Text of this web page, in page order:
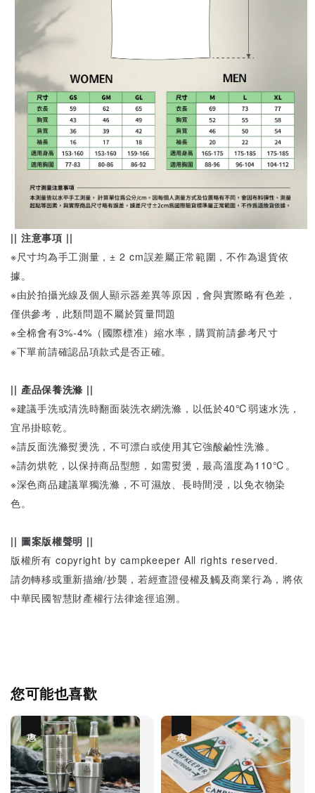
|| 注意事項 ||
※尺寸均為手工測量，± 2 cm誤差屬正常範圍，不作為退貨依
據。
※由於拍攝光線及個人顯示器差異等原因，會與實際略有色差，
僅供參考，此類問題不屬於質量問題
※全棉會有3%-4%（國際標准）縮水率，購買前請參考尺寸
※下單前請確認品項款式是否正確。
|| 產品保養洗滌 ||
※建議手洗或清洗時翻面裝洗衣網洗滌，以低於40℃弱速水洗，
宜吊掛晾乾。
※請反面洗滌熨燙洗，不可漂白或使用其它強酸鹼性洗滌。
※請勿烘乾，以保持商品型態，如需熨燙，最高溫度為110℃。
※深色商品建議單獨洗滌，不可濕放、長時間浸，以免衣物染
色。
|| 圖案版權聲明 ||
版權所有 copyright by campkeeper All rights reserved.
請勿轉移或重新描繪/抄襲，若經查證侵權及觸及商業行為，將依
中華民國智慧財產權行法律途徑追溯。
您可能也喜歡